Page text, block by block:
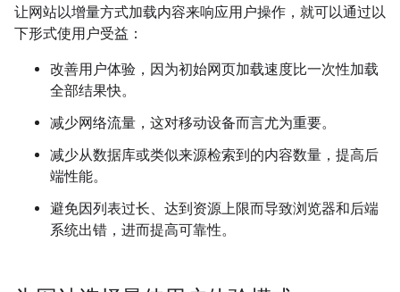
让网站以增量方式加载内容来响应用户操作，就可以通过以
下形式使用户受益：
改善用户体验，因为初始网页加载速度比一次性加载
全部结果快。
减少网络流量，这对移动设备而言尤为重要。
减少从数据库或类似来源检索到的内容数量，提高后
端性能。
避免因列表过长、达到资源上限而导致浏览器和后端
系统出错，进而提高可靠性。